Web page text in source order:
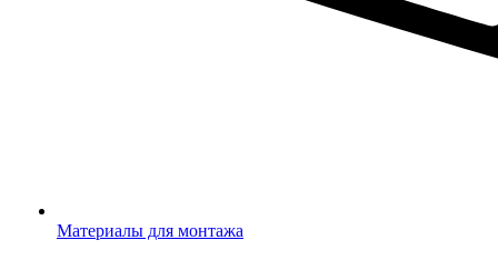
Материалы для монтажа